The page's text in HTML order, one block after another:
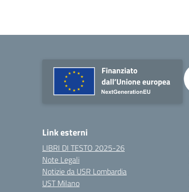
Link esterni
LIBRI DI TESTO 2025-26
Note Legali
Notizie da USR Lombardia
UST Milano